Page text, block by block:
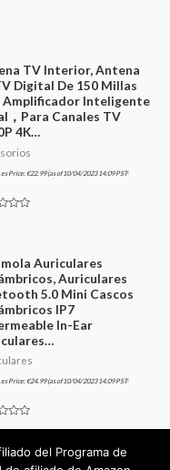
TV Interior, Antena
Digital De 150 Millas
Amplificador Inteligente
，Para Canales TV
4K…
Price:€22.99(as of 10/04/2023 14:09 PST-
Auriculares
Auriculares
5.0 Mini Cascos
IP7
In-Ear
Price:€24.99(as of 10/04/2023 14:09 PST-
del Programa de